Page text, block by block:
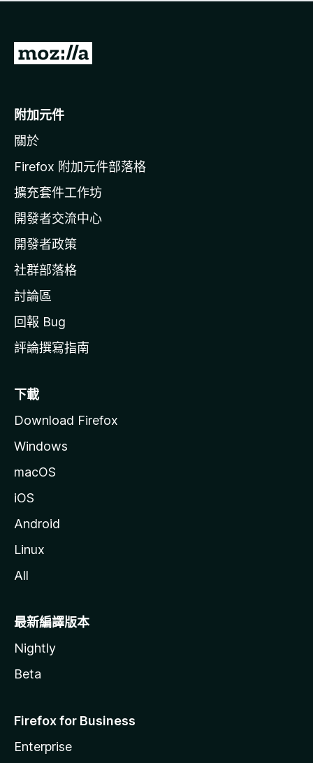
有
前
o
i
l
a
官
網
附加元件
關於
Firefox 附加元件部落格
擴充套件工作坊
開發者交流中心
開發者政策
社群部落格
討論區
回報 Bug
評論撰寫指南
下載
Download Firefox
Windows
macOS
iOS
Android
Linux
All
最新編譯版本
Nightly
Beta
Firefox for Business
Enterprise